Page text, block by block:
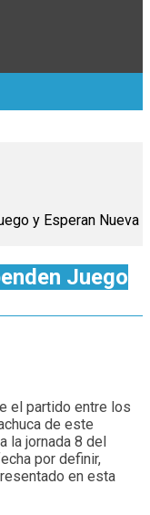
y Esperan Nueva
Juego
el partido entre los
de este
la jornada 8 del
por definir,
en esta